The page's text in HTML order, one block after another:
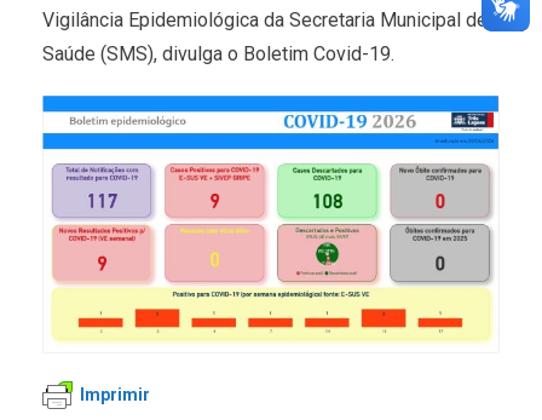
Vigilância Epidemiológica da Secretaria Municipal de
Saúde (SMS), divulga o Boletim Covid-19.
Imprimir